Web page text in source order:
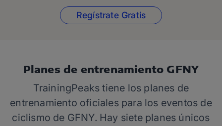
Regístrate Gratis
Planes de entrenamiento GFNY
TrainingPeaks tiene los planes de
entrenamiento oficiales para los eventos de
ciclismo de GFNY. Hay siete planes únicos